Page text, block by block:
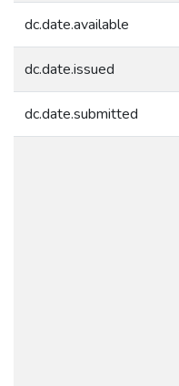
dc.date.available
dc.date.issued
dc.date.submitted